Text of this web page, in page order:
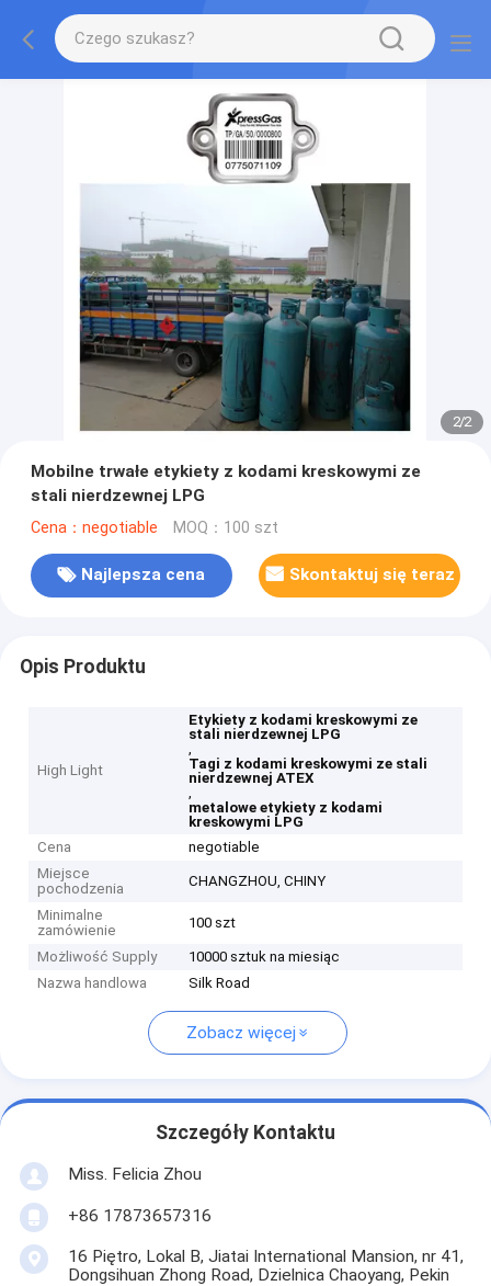
2/2
Mobilne trwałe etykiety z kodami kreskowymi ze
stali nierdzewnej LPG
Cena：negotiable MOQ：100 szt
Najlepsza cena Skontaktuj się teraz
Opis Produktu
High Light
Etykiety z kodami kreskowymi ze
stali nierdzewnej LPG
,
Tagi z kodami kreskowymi ze stali
nierdzewnej ATEX
,
metalowe etykiety z kodami
kreskowymi LPG
Cena
negotiable
Miejsce
pochodzenia
CHANGZHOU, CHINY
Minimalne
zamówienie
100 szt
Możliwość Supply
10000 sztuk na miesiąc
Nazwa handlowa
Silk Road
Zobacz więcej
Szczegóły Kontaktu
Miss. Felicia Zhou
+86 17873657316
16 Piętro, Lokal B, Jiatai International Mansion, nr 41,
Dongsihuan Zhong Road, Dzielnica Chaoyang, Pekin